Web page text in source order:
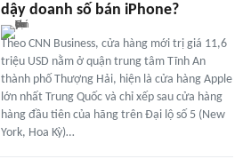
dậy doanh số bán iPhone?
Theo CNN Business, cửa hàng mới trị giá 11,6
triệu USD nằm ở quận trung tâm Tĩnh An
thành phố Thượng Hải, hiện là cửa hàng Apple
lớn nhất Trung Quốc và chỉ xếp sau cửa hàng
hàng đầu tiên của hãng trên Đại lộ số 5 (New
York, Hoa Kỳ)…